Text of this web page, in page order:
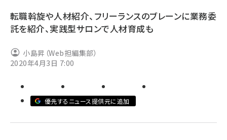
youtube (2425)
セミナー (2301)
meo (1274)
転職斡旋や人材紹介、フリーランスのブレーンに業務委
託を紹介、実践型サロンで人材育成も
小島昇（Web担編集部）
2020年4月3日 7:00
優先するニュース提供元に追加